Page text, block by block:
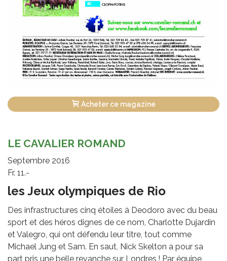
Acheter ce magazine
LE CAVALIER ROMAND
Septembre 2016
Fr. 11.-
les Jeux olympiques de Rio
Des infrastructures cinq étoiles à Deodoro avec du beau
sport et des héros dignes de ce nom, Charlotte Dujardin
et Valegro, qui ont défendu leur titre, tout comme
Michael Jung et Sam. En saut, Nick Skelton a pour sa
part pris une belle revanche sur Londres ! Par équipe,